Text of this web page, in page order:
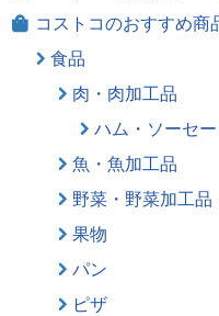
コストコのおすすめ商
食品
肉・肉加工品
ハム・ソーセ
魚・魚加工品
野菜・野菜加工品
果物
パン
ピザ